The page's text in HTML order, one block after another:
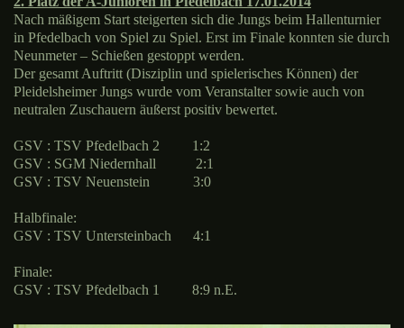
Nach mäßigem Start steigerten sich die Jungs beim Hallenturnier
in Pfedelbach von Spiel zu Spiel. Erst im Finale konnten sie durch
Neunmeter – Schießen gestoppt werden.
Der gesamt Auftritt (Disziplin und spielerisches Können) der
Pleidelsheimer Jungs wurde vom Veranstalter sowie auch von
neutralen Zuschauern äußerst positiv bewertet.
GSV : TSV Pfedelbach 2
1:2
GSV : SGM Niedernhall
2:1
GSV : TSV Neuenstein
3:0
Halbfinale:
GSV : TSV Untersteinbach
4:1
Finale:
GSV : TSV Pfedelbach 1
8:9 n.E.